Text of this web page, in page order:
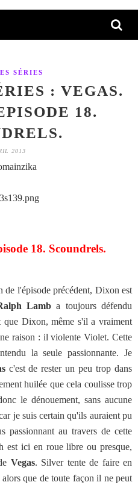
SÉRIES
: VEGAS.
18.
2013
18. Scoundrels.
de l'épisode précédent, Dixon est
Lamb a toujours défendu
Dixon, même s'il a vraiment
raison : il violente Violet. Cette
la seule passionnante. Je
c'est de rester un peu trop dans
huilée que cela coulisse trop
le dénouement, sans aucune
je suis certain qu'ils auraient pu
passionnant au travers de cette
est ici en roue libre ou presque,
Vegas. Silver tente de faire en
que de toute façon il ne peut